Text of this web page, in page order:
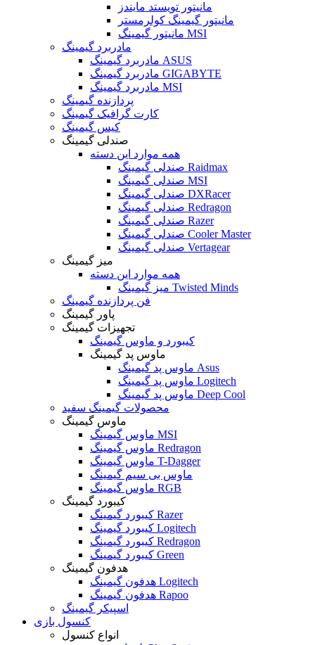
مانیتور تویستد مایندز
مانیتور گیمینگ کولرمستر
مانیتور گیمینگ MSI
مادربرد گیمینگ
مادربرد گیمینگ ASUS
مادربرد گیمینگ GIGABYTE
مادربرد گیمینگ MSI
پردازنده گیمینگ
کارت گرافیک گیمینگ
کیس گیمینگ
صندلی گیمینگ
همه موارد این دسته
صندلی گیمینگ Raidmax
صندلی گیمینگ MSI
صندلی گیمینگ DXRacer
صندلی گیمینگ Redragon
صندلی گیمینگ Razer
صندلی گیمینگ Cooler Master
صندلی گیمینگ Vertagear
میز گیمینگ
همه موارد این دسته
میز گیمینگ Twisted Minds
فن پردازنده گیمینگ
پاور گیمینگ
تجهیزات گیمینگ
کیبورد و ماوس گیمینگ
ماوس پد گیمینگ
ماوس پد گیمینگ Asus
ماوس پد گیمینگ Logitech
ماوس پد گیمینگ Deep Cool
محصولات گیمینگ سفید
ماوس گیمینگ
ماوس گیمینگ MSI
ماوس گیمینگ Redragon
ماوس گیمینگ T-Dagger
ماوس بی سیم گیمینگ
ماوس گیمینگ RGB
کیبورد گیمینگ
کیبورد گیمینگ Razer
کیبورد گیمینگ Logitech
کیبورد گیمینگ Redragon
کیبورد گیمینگ Green
هدفون گیمینگ
هدفون گیمینگ Logitech
هدفون گیمینگ Rapoo
اسپیکر گیمینگ
کنسول بازی
انواع کنسول